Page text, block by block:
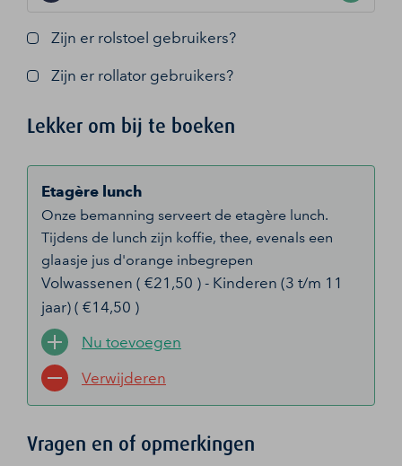
Zijn er rolstoel gebruikers?
Zijn er rollator gebruikers?
Lekker om bij te boeken
Etagère lunch
Onze bemanning serveert de etagère lunch.
Tijdens de lunch zijn koffie, thee, evenals een
glaasje jus d'orange inbegrepen
Volwassenen ( €21,50 ) - Kinderen (3 t/m 11
jaar) ( €14,50 )
Nu toevoegen
Verwijderen
Vragen en of opmerkingen